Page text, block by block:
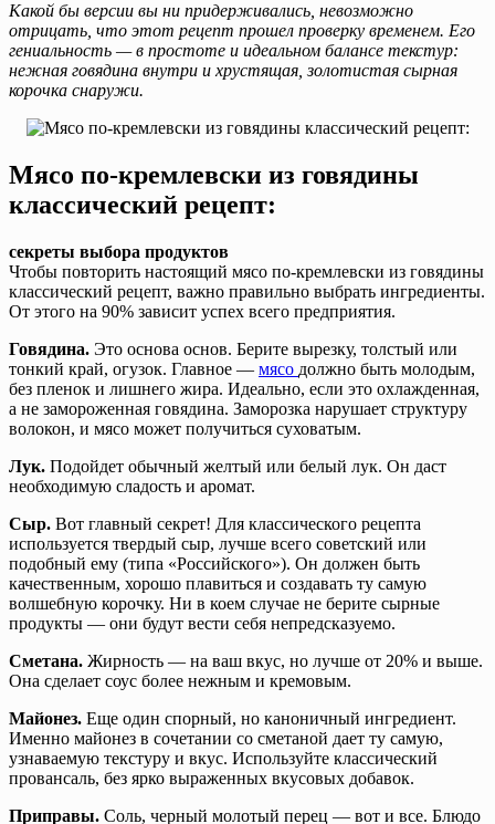
Какой бы версии вы ни придерживались, невозможно
отрицать, что этот рецепт прошел проверку временем. Его
гениальность — в простоте и идеальном балансе текстур:
нежная говядина внутри и хрустящая, золотистая сырная
корочка снаружи.
Мясо по-кремлевски из говядины
классический рецепт:
секреты выбора продуктов
Чтобы повторить настоящий мясо по-кремлевски из говядины
классический рецепт, важно правильно выбрать ингредиенты.
От этого на 90% зависит успех всего предприятия.
Говядина. Это основа основ. Берите вырезку, толстый или
тонкий край, огузок. Главное — мясо должно быть молодым,
без пленок и лишнего жира. Идеально, если это охлажденная,
а не замороженная говядина. Заморозка нарушает структуру
волокон, и мясо может получиться суховатым.
Лук. Подойдет обычный желтый или белый лук. Он даст
необходимую сладость и аромат.
Сыр. Вот главный секрет! Для классического рецепта
используется твердый сыр, лучше всего советский или
подобный ему (типа «Российского»). Он должен быть
качественным, хорошо плавиться и создавать ту самую
волшебную корочку. Ни в коем случае не берите сырные
продукты — они будут вести себя непредсказуемо.
Сметана. Жирность — на ваш вкус, но лучше от 20% и выше.
Она сделает соус более нежным и кремовым.
Майонез. Еще один спорный, но каноничный ингредиент.
Именно майонез в сочетании со сметаной дает ту самую,
узнаваемую текстуру и вкус. Используйте классический
провансаль, без ярко выраженных вкусовых добавок.
Приправы. Соль, черный молотый перец — вот и все. Блюдо